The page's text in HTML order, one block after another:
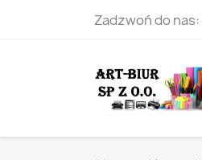
Zadzwoń do nas: